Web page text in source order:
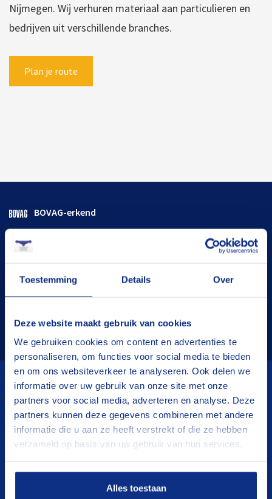
Toestemming Details Over
Deze website maakt gebruik van cookies
We gebruiken cookies om content en advertenties te
personaliseren, om functies voor social media te bieden
en om ons websiteverkeer te analyseren. Ook delen we
informatie over uw gebruik van onze site met onze
partners voor social media, adverteren en analyse. Deze
partners kunnen deze gegevens combineren met andere
informatie die u aan ze heeft verstrekt of die ze hebben
verzameld op basis van uw gebruik van hun services.
Alles toestaan
Nijmegen. Wij verhuren materiaal aan particulieren en
bedrijven uit verschillende branches.
Plan je route
BOVAG-erkend
De juiste oplossing
Tevreden klanten
Wij verhuren
Aanhangwagens
Hoogwerkers
Klanten registratie